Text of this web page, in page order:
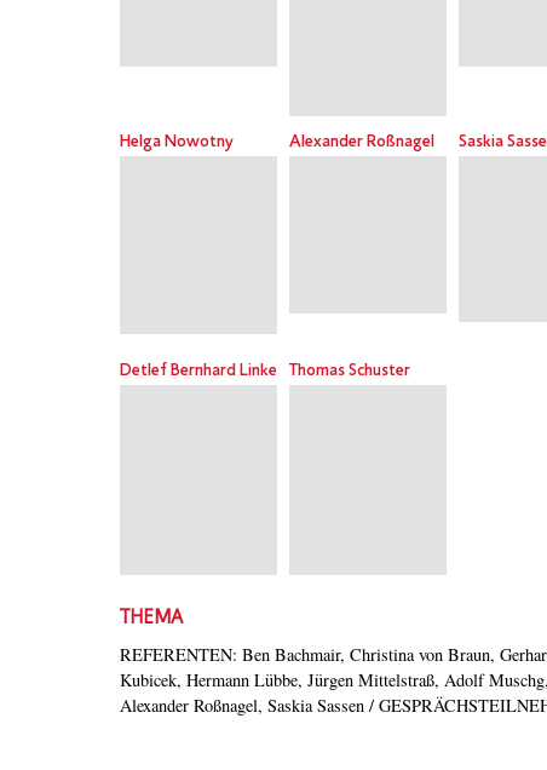
Helga Nowotny Alexander Roßnagel Saskia
Detlef Bernhard Linke Thomas Schuster
THEMA
REFERENTEN: Ben Bachmair, Christina von Braun,
Kubicek, Hermann Lübbe, Jürgen Mittelstraß, Adolf
Alexander Roßnagel, Saskia Sassen /
Jürgen Finger, Luc Jochimsen, Michael Klein, Detlef